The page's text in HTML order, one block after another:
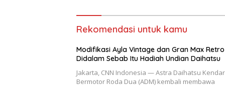
Rekomendasi untuk kamu
Modifikasi Ayla Vintage dan Gran Max Retro
Didalam Sebab Itu Hadiah Undian Daihatsu
Jakarta, CNN Indonesia — Astra Daihatsu
Bermotor Roda Dua (ADM) kembali membawa